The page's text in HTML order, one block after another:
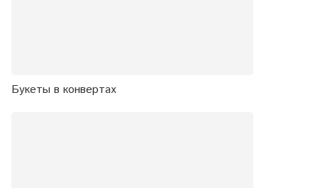
Букеты в конвертах